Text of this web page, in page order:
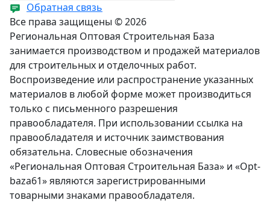
Обратная связь
Все права защищены © 2026
Региональная Оптовая Строительная База
занимается производством и продажей материалов
для строительных и отделочных работ.
Воспроизведение или распространение указанных
материалов в любой форме может производиться
только с письменного разрешения
правообладателя. При использовании ссылка на
правообладателя и источник заимствования
обязательна. Словесные обозначения
«Региональная Оптовая Строительная База» и «Opt-
baza61» являются зарегистрированными
товарными знаками правообладателя.